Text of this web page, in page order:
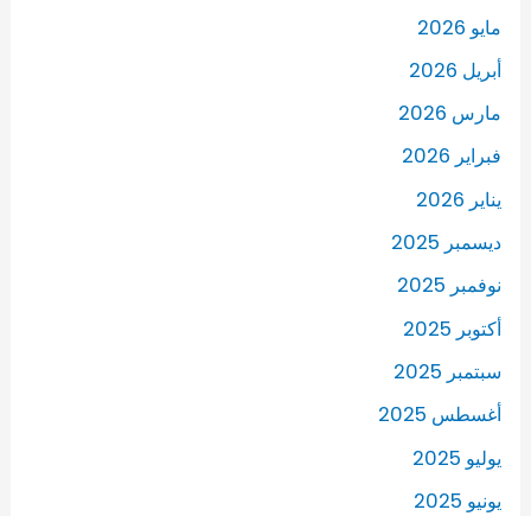
مايو 2026
أبريل 2026
مارس 2026
فبراير 2026
يناير 2026
ديسمبر 2025
نوفمبر 2025
أكتوبر 2025
سبتمبر 2025
أغسطس 2025
يوليو 2025
يونيو 2025